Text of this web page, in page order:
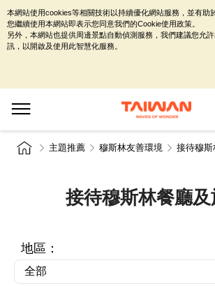
主題推薦 穆斯林友善環境 接待穆
接待穆斯林餐廳及
地區：
本網站使用cookies等相關技術以持續優化網站服務，並有助
您繼續使用本網站即表示您同意我們的Cookie使用政策。
另外，本網站也提供周邊景點自動偵測服務，我們建議您允
訊，以開啟及使用此智慧化服務。